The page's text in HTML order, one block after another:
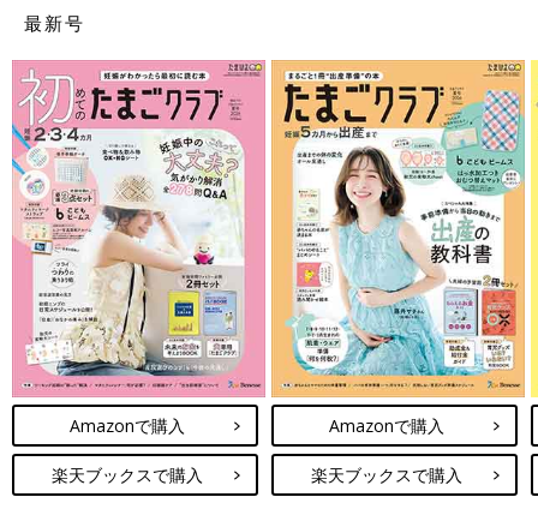
最新号
Amazonで購入
楽天ブックスで購入
Amazonで購入
楽天ブックスで購入